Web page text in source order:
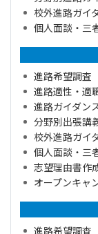
校外進路ガイ
個人面談・三
進路希望調査
進路適性・適
進路ガイダン
分野別出張講
校外進路ガイ
個人面談・三
志望理由書作
オープンキャ
進路希望調査